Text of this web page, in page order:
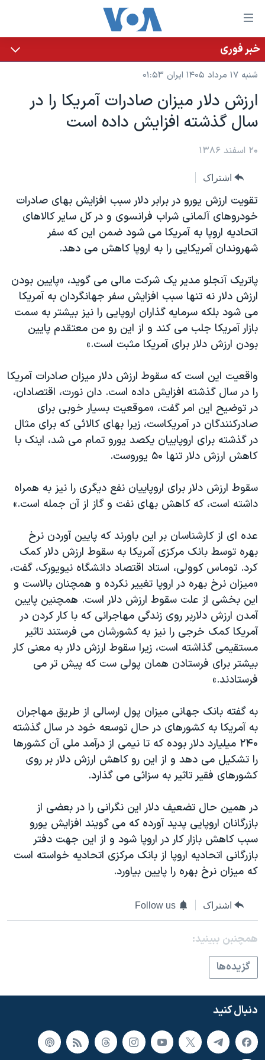
لینکهای
قابل
دسترسی
جهش
محتوای
اصلی
جهش
به
اصلی
جهش
به
جستجو
خانه
نسخه سبک وب‌سایت
موضوع ها
ایران
آمریکا
گزیده‌ها
ویژه برنامه‌ها
ویدیوها
فرهنگ و زندگی
حقوق شهروندی
اقتصادی
علم و فناوری
گالری عکس
آرشیو پخش زنده
برنامه های تلویزیونی
جدول برنامه ها
صفحه‌های ویژه
عملیات خشم حماسی
۲۵۰سالگی آمریکا
بایگانی برنامه‌های تلویزیونی
مستندها
انتخابات ریاست جمهوری آمریکا ۲۰۲۴
حمله جمهوری اسلامی به اسرائیل
رمز مهسا
اعتراضات زن، زندگی، آزادی
مجموعه مستندهای دادخواهی
تریبونال مردمی آبان ۹۸
دادگاه حمید نوری
قانون شفافیت دارائی کادر رهبری ایران
اعتراضات مردمی آبان ۹۸
اسرائیل در جنگ
نرگس محمدی برنده جایزه نوبل صلح
همایش محافظه‌کاران آمریکا «سی‌پک»
صفحه‌های ویژه
سفر پرزیدنت ترامپ به چین
پخش رادیویی
یادگیری زبان انگلیسی
دنبال کنید
خبر فوری
شنبه ۱۷ مرداد ۱۴۰۵ ایران ۰۱:۵۳
ارزش دلار ميزان صادرات آمريکا را در
سال گذشته افزايش داده است
۲۰ اسفند ۱۳۸۶
اشتراک
تقويت ارزش يورو در برابر دلار سبب افزايش بهای صادرات
خودروهای آلمانی شراب فرانسوی و در کل ساير کالاهای
اتحاديه اروپا به آمريکا می شود ضمن اين که سفر
شهروندان آمريکايی را به اروپا کاهش می دهد.
پاتريک آنجلو مدير يک شرکت مالی می گويد، «پايين بودن
ارزش دلار نه تنها سبب افزايش سفر جهانگردان به آمريکا
می شود بلکه سرمايه گذاران اروپايی را نيز بيشتر به سمت
بازار آمريکا جلب می کند و از اين رو من معتقدم پايين
بودن ارزش دلار برای آمريکا مثبت است.»
واقعيت اين است که سقوط ارزش دلار ميزان صادرات آمريکا
را در سال گذشته افزايش داده است. دان نورت، اقتصادان،
در توضيح اين امر گفت، «موقعيت بسيار خوبی برای
صادرکنندگان در آمريکاست، زيرا بهای کالائی که برای مثال
در گذشته برای اروپاييان يکصد يورو تمام می شد، اينک با
کاهش ارزش دلار تنها ۵۰ يوروست.
سقوط ارزش دلار برای اروپاييان نفع ديگری را نيز به همراه
داشته است، که کاهش بهای نفت و گاز از آن جمله است.»
عده ای از کارشناسان بر اين باورند که پايين آوردن نرخ
بهره توسط بانک مرکزی آمريکا به سقوط ارزش دلار کمک
کرد. توماس کوولی، استاد اقتصاد دانشگاه نيويورک، گفت،
«ميزان نرخ بهره در اروپا تغيير نکرده و همچنان بالاست و
اين بخشی از علت سقوط ارزش دلار است. همچنين پايين
آمدن ارزش دلاربر روی زندگی مهاجرانی که با کار کردن در
آمريکا کمک خرجی را نيز به کشورشان می فرستند تاثير
مستقيمی گذاشته است، زيرا سقوط ارزش دلار به معنی کار
بيشتر برای فرستادن همان پولی ست که پيش تر می
فرستادند.»
به گفته بانک جهانی ميزان پول ارسالی از طريق مهاجران
به آمريکا به کشورهای در حال توسعه خود در سال گذشته
۲۴۰ ميليارد دلار بوده که تا نيمی از درآمد ملی آن کشورها
را تشکيل می دهد و از اين رو کاهش ارزش دلار بر روی
کشورهای فقير تاثير به سزائی می گذارد.
در همين حال تضعيف دلار اين نگرانی را در بعضی از
بازرگانان اروپايی پديد آورده که می گويند افزايش يورو
سبب کاهش بازار کار در اروپا شود و از اين جهت دفتر
بازرگانی اتحاديه اروپا از بانک مرکزی اتحاديه خواسته است
که ميزان نرخ بهره را پايين بياورد.
اشتراک Follow us
همچنبن ببینید:
گزيده‌ها
دنبال کنید